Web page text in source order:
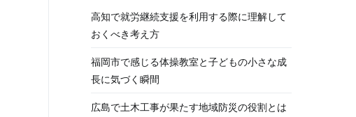
高知で就労継続支援を利用する際に理解して
おくべき考え方
福岡市で感じる体操教室と子どもの小さな成
長に気づく瞬間
広島で土木工事が果たす地域防災の役割とは